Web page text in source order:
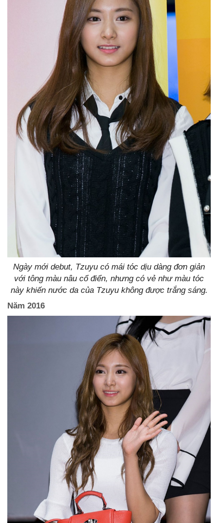
Ngày mới debut, Tzuyu có mái tóc dịu dàng đơn giản
với tông màu nâu cổ điển, nhưng có vẻ như màu tóc
này khiến nước da của Tzuyu không được trắng sáng.
Năm 2016